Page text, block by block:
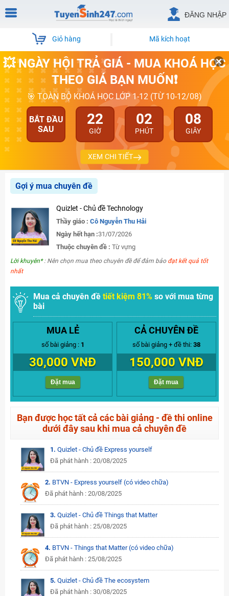
ĐĂNG NHẬP
Giỏ hàng Mã kích hoạt
💥 NGÀY HỘI TRẢ GIÁ - MUA KHOÁ HỌC
THEO GIÁ BẠN MUỐN❗
🎯 TOÀN BỘ KHOÁ HỌC LỚP 1-12 (TỪ 10-12/08)
BẮT ĐẦU
SAU
22
GIỜ
02
PHÚT
07
GIÂY
XEM CHI TIẾT
Gợi ý mua chuyên đề
Quizlet - Chủ đề Technology
Thầy giáo : Cô Nguyễn Thu Hải
Ngày hết hạn :31/07/2026
Thuộc chuyên đề : Từ vựng
Lời khuyên*: Nên chọn mua theo chuyên đề để đảm bảo đạt kết quả tốt
nhất
Mua cả chuyên đề tiết kiệm 81% so với mua từng
bài
MUA LẺ
số bài giảng : 1
30,000 VNĐ
Đặt mua
CẢ CHUYÊN ĐỀ
số bài giảng + đề thi: 38
150,000 VNĐ
Đặt mua
Bạn được học tất cả các bài giảng - đề thi online
dưới đây sau khi mua cả chuyên đề
1. Quizlet - Chủ đề Express yourself
Đã phát hành : 20/08/2025
2. BTVN - Express yourself (có video chữa)
Đã phát hành : 20/08/2025
3. Quizlet - Chủ đề Things that Matter
Đã phát hành : 25/08/2025
4. BTVN - Things that Matter (có video chữa)
Đã phát hành : 25/08/2025
5. Quizlet - Chủ đề The ecosystem
Đã phát hành : 30/08/2025